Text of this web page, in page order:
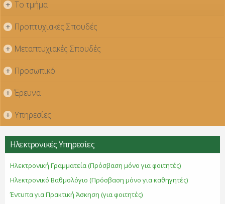
+ Το τμήμα
+ Προπτυχιακές Σπουδές
+ Μεταπτυχιακές Σπουδές
+ Προσωπικό
+ Έρευνα
+ Υπηρεσίες
Ηλεκτρονικές Υπηρεσίες
Ηλεκτρονική Γραμματεία (Πρόσβαση μόνο για φοιτητές)
Ηλεκτρονικό Βαθμολόγιο (Πρόσβαση μόνο για καθηγητές)
Έντυπα για Πρακτική Άσκηση (για φοιτητές)